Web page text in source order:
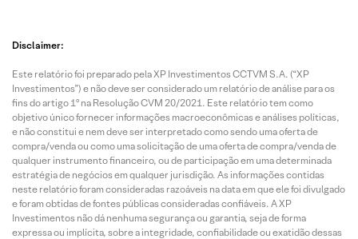
Disclaimer:
Este relatório foi preparado pela XP Investimentos CCTVM S.A. (“XP
Investimentos”) e não deve ser considerado um relatório de análise para os
fins do artigo 1º na Resolução CVM 20/2021. Este relatório tem como
objetivo único fornecer informações macroeconômicas e análises políticas,
e não constitui e nem deve ser interpretado como sendo uma oferta de
compra/venda ou como uma solicitação de uma oferta de compra/venda de
qualquer instrumento financeiro, ou de participação em uma determinada
estratégia de negócios em qualquer jurisdição. As informações contidas
neste relatório foram consideradas razoáveis na data em que ele foi divulgado
e foram obtidas de fontes públicas consideradas confiáveis. A XP
Investimentos não dá nenhuma segurança ou garantia, seja de forma
expressa ou implícita, sobre a integridade, confiabilidade ou exatidão dessas